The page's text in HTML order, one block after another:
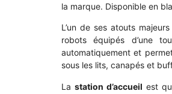
la marque. Disponible en
L’un de ses atouts
robots équipés d’une
automatiquement et
sous les lits, canapés et
La station d’accueil est